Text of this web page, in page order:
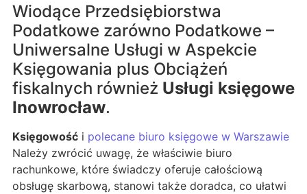
Wiodące Przedsiębiorstwa
Podatkowe zarówno Podatkowe –
Uniwersalne Usługi w Aspekcie
Księgowania plus Obciążeń
fiskalnych również Usługi księgowe
Inowrocław.
Księgowość i polecane biuro księgowe w Warszawie
Należy zwrócić uwagę, że właściwie biuro
rachunkowe, które świadczy oferuje całościową
obsługę skarbową, stanowi także doradca, co ułatwi